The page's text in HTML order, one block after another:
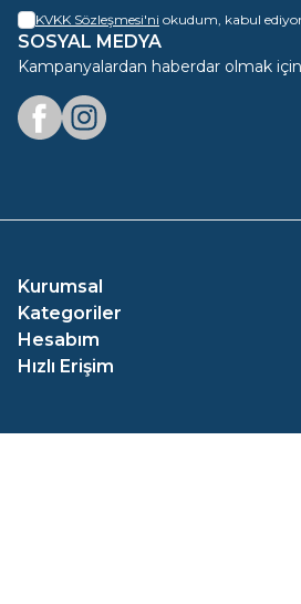
KVKK Sözleşmesi'ni okudum, kabul
SOSYAL MEDYA
Kampanyalardan haberdar olmak
FacebookInstagram
Kurumsal
Kategoriler
Hesabım
Hızlı Erişim